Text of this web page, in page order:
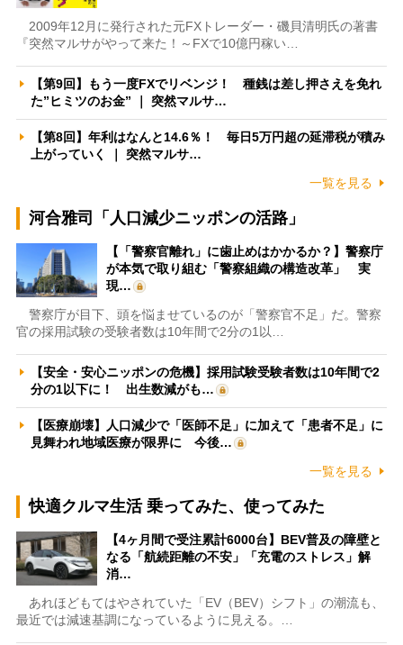
2009年12月に発行された元FXトレーダー・磯貝清明氏の著書
『突然マルサがやって来た！～FXで10億円稼い…
【第9回】もう一度FXでリベンジ！ 種銭は差し押さえを免れ
た”ヒミツのお金” ｜ 突然マルサ…
【第8回】年利はなんと14.6％！ 毎日5万円超の延滞税が積み
上がっていく ｜ 突然マルサ…
一覧を見る
河合雅司「人口減少ニッポンの活路」
【「警察官離れ」に歯止めはかかるか？】警察庁
が本気で取り組む「警察組織の構造改革」 実
現…
警察庁が目下、頭を悩ませているのが「警察官不足」だ。警察
官の採用試験の受験者数は10年間で2分の1以…
【安全・安心ニッポンの危機】採用試験受験者数は10年間で2
分の1以下に！ 出生数減がも…
【医療崩壊】人口減少で「医師不足」に加えて「患者不足」に
見舞われ地域医療が限界に 今後…
一覧を見る
快適クルマ生活 乗ってみた、使ってみた
【4ヶ月間で受注累計6000台】BEV普及の障壁と
なる「航続距離の不安」「充電のストレス」解
消…
あれほどもてはやされていた「EV（BEV）シフト」の潮流も、
最近では減速基調になっているように見える。…